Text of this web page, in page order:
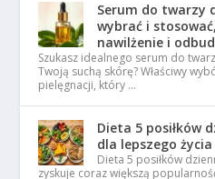
Serum do twarzy
wybrać i
nawilżenie i
Szukasz idealnego serum do
Twoją suchą skórę? Właściwy
pielęgnacji, który …
Dieta 5 posiłków
dla lepszego życia
Dieta 5 posiłków
zyskuje coraz większą